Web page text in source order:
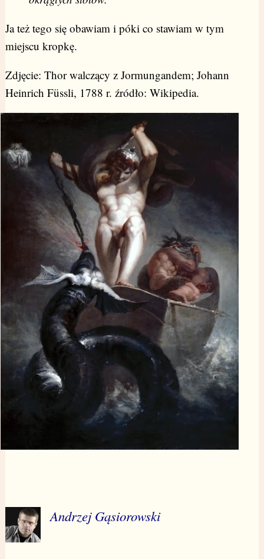
Ja też tego się obawiam i póki co stawiam w tym
miejscu kropkę.
Zdjęcie: Thor walczący z Jormungandem; Johann
Heinrich Füssli, 1788 r. źródło: Wikipedia.
Andrzej Gąsiorowski